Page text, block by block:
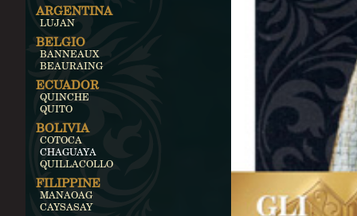
ARGENTINA
LUJAN
BELGIO
BANNEAUX
BEAURAING
ECUADOR
QUINCHE
QUITO
BOLIVIA
COTOCA
CHAGUAYA
QUILLACOLLO
FILIPPINE
MANAOAG
CAYSASAY